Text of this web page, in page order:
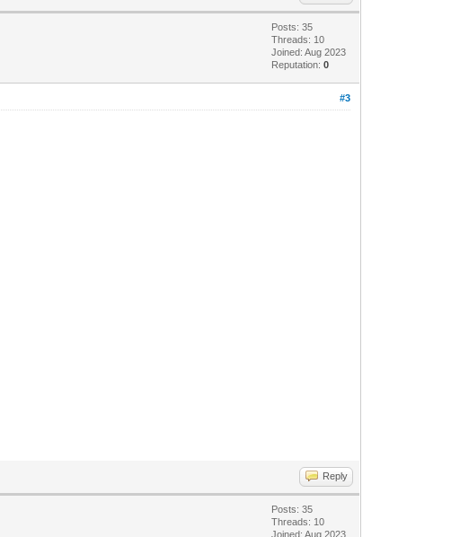
Posts: 35
Threads: 10
Joined: Aug 2023
Reputation:0
#3
Reply
Posts: 35
Threads: 10
Joined: Aug 2023